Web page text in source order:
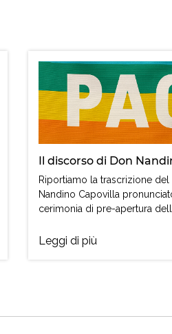
Riportiamo la trascrizione
Nandino Capovilla
cerimonia di pre-apertura
Leggi di più